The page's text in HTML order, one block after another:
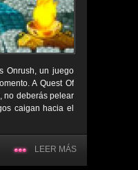
Onrush, un juego
A Quest Of
no deberás pelear
caigan hacia el
LEER MÁS